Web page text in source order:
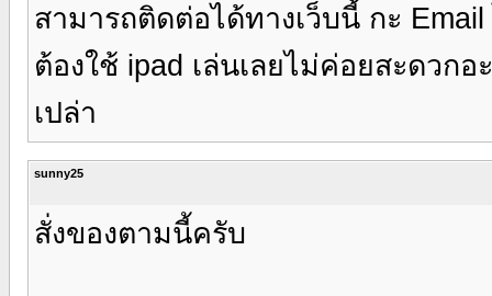
สามารถติดต่อได้ทางเว็บนี้ กะ
ต้องใช้ ipad เล่นเลยไม่ค่อยสะดวก
เปล่า
sunny25
สั่งของตามนี้ครับ